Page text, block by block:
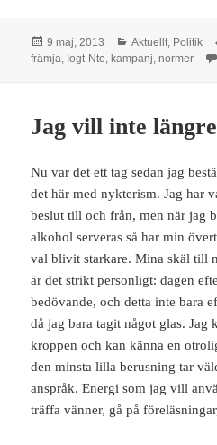
Postat
9 maj, 2013 Kategorier
Aktuellt Politik
främja Iogt-Nto ,kampanj ,normer
Jag vill inte
Nu var det ett tag sedan jag
det här med nykterism. Jag har
beslut till och från, men när jag
alkohol serveras så har min
val blivit starkare. Mina skäl till
är det strikt personligt: dagen
bedövande, och detta inte bara
då jag bara tagit något glas. Jag
kroppen och kan känna en
den minsta lilla berusning tar
anspråk. Energi som jag vill
träffa vänner, gå på